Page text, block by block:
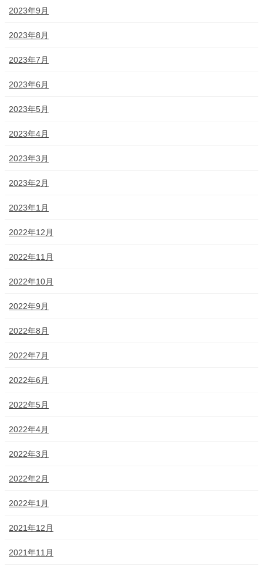
2023年9月
2023年8月
2023年7月
2023年6月
2023年5月
2023年4月
2023年3月
2023年2月
2023年1月
2022年12月
2022年11月
2022年10月
2022年9月
2022年8月
2022年7月
2022年6月
2022年5月
2022年4月
2022年3月
2022年2月
2022年1月
2021年12月
2021年11月